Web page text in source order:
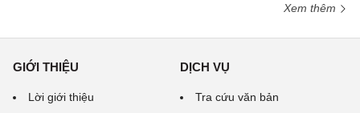
Xem thêm
GIỚI THIỆU
Lời giới thiệu
DỊCH VỤ
Tra cứu văn bản